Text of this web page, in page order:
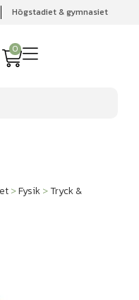
Högstadiet & gymnasiet
0
Fysik
Tryck & mekanik
>Fysik>Tryck &